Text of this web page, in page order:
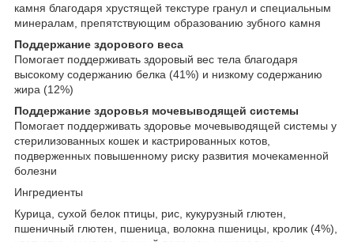
камня благодаря хрустящей текстуре гранул и специальным
минералам, препятствующим образованию зубного камня
Поддержание здорового веса
Помогает поддерживать здоровый вес тела благодаря
высокому содержанию белка (41%) и низкому содержанию
жира (12%)
Поддержание здоровья мочевыводящей системы
Помогает поддерживать здоровье мочевыводящей системы у
стерилизованных кошек и кастрированных котов,
подверженных повышенному риску развития мочекаменной
болезни
Ингредиенты
Курица, сухой белок птицы, рис, кукурузный глютен,
пшеничный глютен, пшеница, волокна пшеницы, кролик (4%),